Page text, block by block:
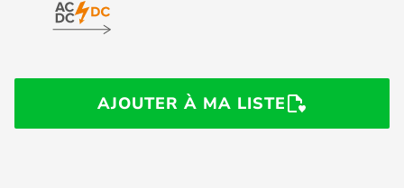
AJOUTER À MA LISTE